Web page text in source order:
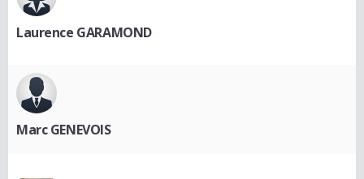
Laurence GARAMOND
Marc GENEVOIS